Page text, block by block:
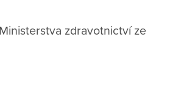
zdravotnictví ze